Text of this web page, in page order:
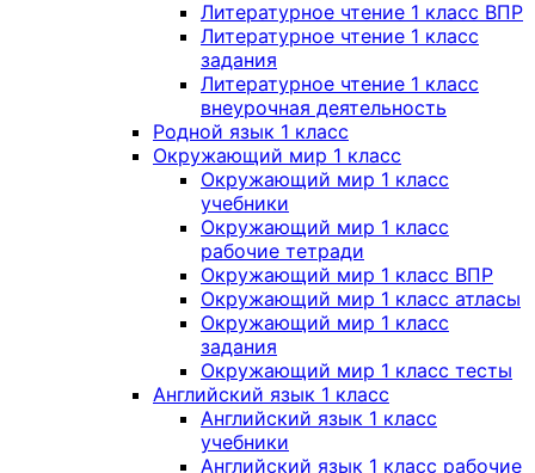
Литературное чтение 1 класс ВПР
Литературное чтение 1 класс
задания
Литературное чтение 1 класс
внеурочная деятельность
Родной язык 1 класс
Окружающий мир 1 класс
Окружающий мир 1 класс
учебники
Окружающий мир 1 класс
рабочие тетради
Окружающий мир 1 класс ВПР
Окружающий мир 1 класс атласы
Окружающий мир 1 класс
задания
Окружающий мир 1 класс тесты
Английский язык 1 класс
Английский язык 1 класс
учебники
Английский язык 1 класс рабочие